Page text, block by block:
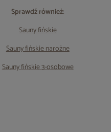
Sprawdź również:
Sauny fińskie
Sauny fińskie narożne
Sauny fińskie 3-osobowe